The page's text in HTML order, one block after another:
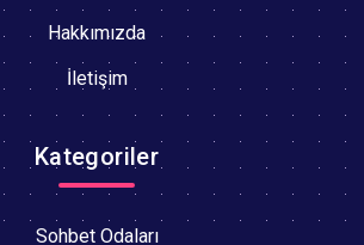
Hakkımızda
İletişim
Kategoriler
Sohbet Odaları